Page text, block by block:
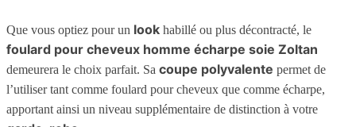
Que vous optiez pour un look habillé ou plus décontracté, le
foulard pour cheveux homme écharpe soie Zoltan
demeurera le choix parfait. Sa coupe polyvalente permet de
l’utiliser tant comme foulard pour cheveux que comme écharpe,
apportant ainsi un niveau supplémentaire de distinction à votre